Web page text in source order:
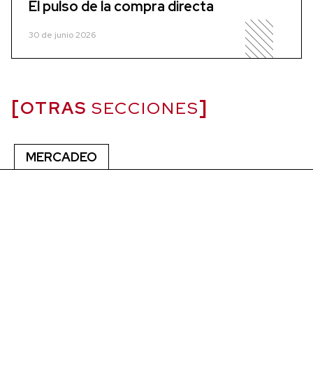
El pulso de la compra directa
30 de junio 2026
OTRAS SECCIONES
MERCADEO